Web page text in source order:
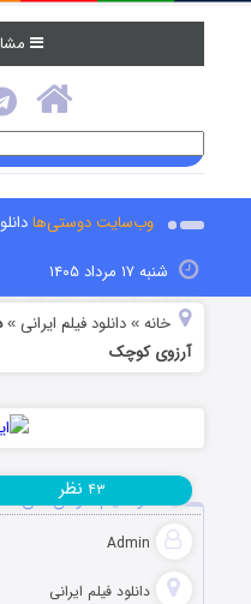
وب‌سایت دوستی‌ها
شنبه ۱۷ مرداد ۱۴۰۵
خانه »دانلود فیلم‌ ایرانی »
آرزوی کوچک
دانلود فیلم شوخی های
Admin
دانلود فیلم‌ ایرانی
۴۳ نظر